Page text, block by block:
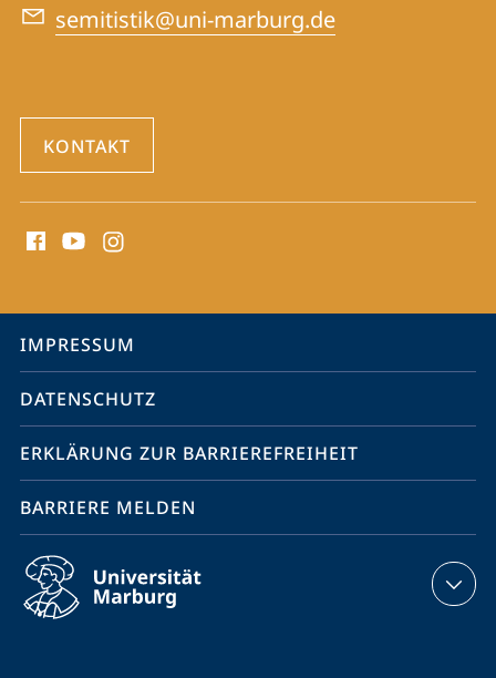
semitistik@uni-marburg.de
KONTAKT
Media
Service-
Navigation
IMPRESSUM
DATENSCHUTZ
ERKLÄRUNG ZUR BARRIEREFREIHEIT
BARRIERE MELDEN